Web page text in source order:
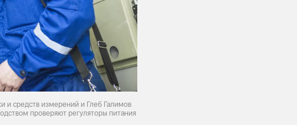
и средств измерений и Глеб Галимов
проверяют регуляторы питания